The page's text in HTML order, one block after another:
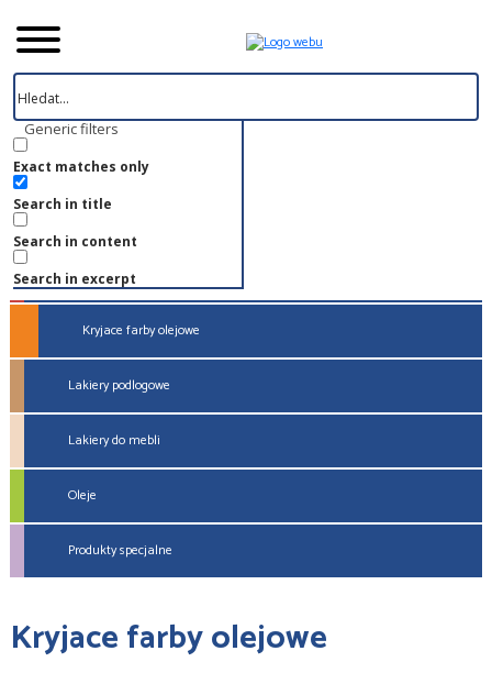
Generic filters
Exact matches only
Search in title
Search in content
Search in excerpt
Strona główna
Kryjace farby olejowe
Lazury
Kryjace farby olejowe
Lakiery podlogowe
Lakiery do mebli
Oleje
Produkty specjalne
Kryjace farby olejowe